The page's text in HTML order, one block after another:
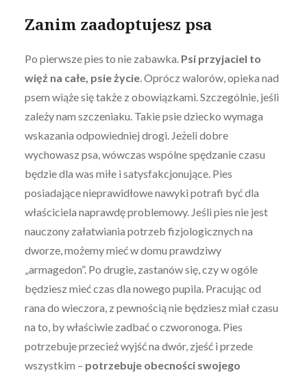
Zanim zaadoptujesz psa
Po pierwsze pies to nie zabawka. Psi przyjaciel to
więź na całe, psie życie. Oprócz walorów, opieka nad
psem wiąże się także z obowiązkami. Szczególnie, jeśli
zależy nam szczeniaku. Takie psie dziecko wymaga
wskazania odpowiedniej drogi. Jeżeli dobre
wychowasz psa, wówczas wspólne spędzanie czasu
będzie dla was miłe i satysfakcjonujące. Pies
posiadające nieprawidłowe nawyki potrafi być dla
właściciela naprawdę problemowy. Jeśli pies nie jest
nauczony załatwiania potrzeb fizjologicznych na
dworze, możemy mieć w domu prawdziwy
„armagedon”. Po drugie, zastanów się, czy w ogóle
będziesz mieć czas dla nowego pupila. Pracując od
rana do wieczora, z pewnością nie będziesz miał czasu
na to, by właściwie zadbać o czworonoga. Pies
potrzebuje przecież wyjść na dwór, zjeść i przede
wszystkim – potrzebuje obecności swojego